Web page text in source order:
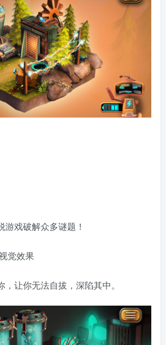
戏破解众多谜题！
觉效果
让你无法自拔，深陷其中。